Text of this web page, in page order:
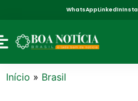
WhatsAppLinkedIn
Início » Brasil